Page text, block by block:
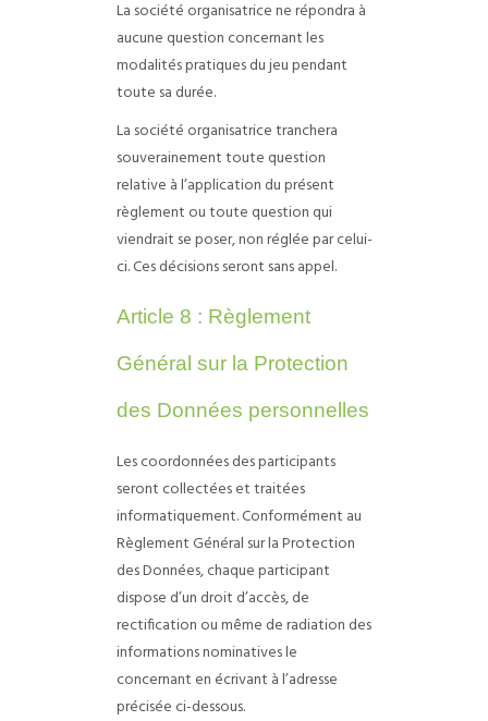
La société organisatrice ne répondra à
aucune question concernant les
modalités pratiques du jeu pendant
toute sa durée.
La société organisatrice tranchera
souverainement toute question
relative à l’application du présent
règlement ou toute question qui
viendrait se poser, non réglée par celui-
ci. Ces décisions seront sans appel.
Article 8 : Règlement
Général sur la Protection
des Données personnelles
Les coordonnées des participants
seront collectées et traitées
informatiquement. Conformément au
Règlement Général sur la Protection
des Données, chaque participant
dispose d’un droit d’accès, de
rectification ou même de radiation des
informations nominatives le
concernant en écrivant à l’adresse
précisée ci-dessous.